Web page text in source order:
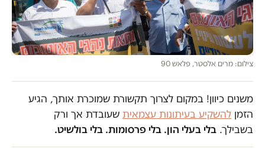
צילום: מרים אלסטר, פלאש 90
משנים כיוון! במקום לצרוך תקשורת שמוכרת אותך, הגיע
הזמן להשקיע בעיתונות עצמאית שעובדת אך ורק
בשבילך. בלי בעלי הון. בלי פרסומות. בלי בולשיט.